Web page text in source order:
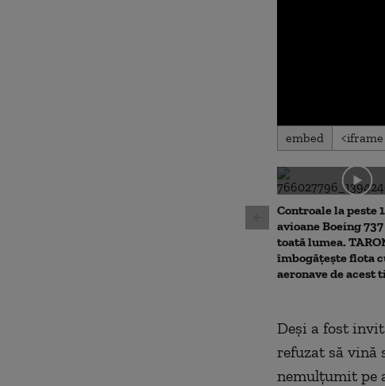
0
seconds
0
secondsVolume
90%
embed
Controale la peste
avioane Boeing
toată lumea.
îmbogățește flota
aeronave de acest
Deşi a fost
refuzat să vină
nemulţumit pe